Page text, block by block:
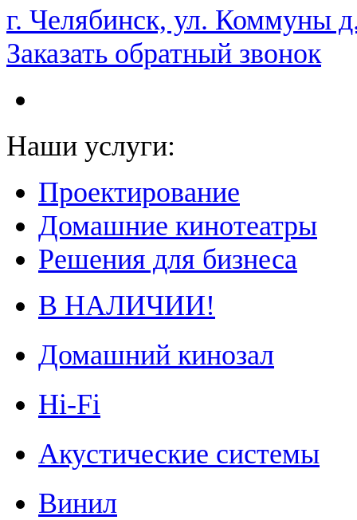
НАМ ДОВЕРЯЮТ С 2003 ГОДА
г. Челябинск, ул. Коммуны
Заказать обратный звонок
Наши услуги:
Проектирование
Домашние кинотеатры
Решения для бизнеса
В НАЛИЧИИ!
Домашний кинозал
Hi-Fi
Акустические системы
Винил